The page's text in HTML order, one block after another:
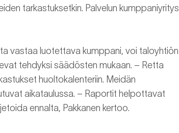
tarkastuksetkin. Palvelun kumppaniyritys
vastaa luotettava kumppani, voi taloyhtiön
tehdyksi säädösten mukaan. – Retta
huoltokalenteriin. Meidän
aikataulussa. – Raportit helpottavat
ennalta, Pakkanen kertoo.